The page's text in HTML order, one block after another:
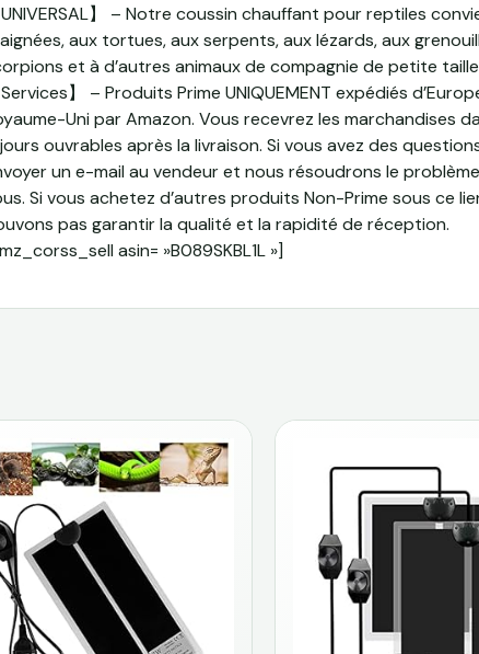
UNIVERSAL】 – Notre coussin chauffant pour reptiles
aux tortues, aux serpents, aux lézards, aux
et à d’autres animaux de compagnie de petite
Services】 – Produits Prime UNIQUEMENT expédiés
Uni par Amazon. Vous recevrez les marchandises
ouvrables après la livraison. Si vous avez des
un e-mail au vendeur et nous résoudrons le
Si vous achetez d’autres produits Non-Prime sous ce
pas garantir la qualité et la rapidité de réception.
asin= »B089SKBL1L »]